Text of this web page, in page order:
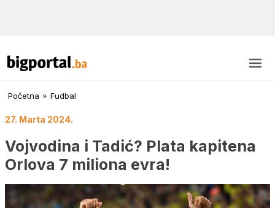
Početna » Fudbal
27. Marta 2024.
Vojvodina i Tadić? Plata kapitena
Orlova 7 miliona evra!